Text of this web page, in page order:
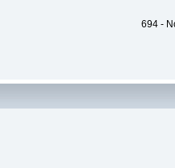
694 -